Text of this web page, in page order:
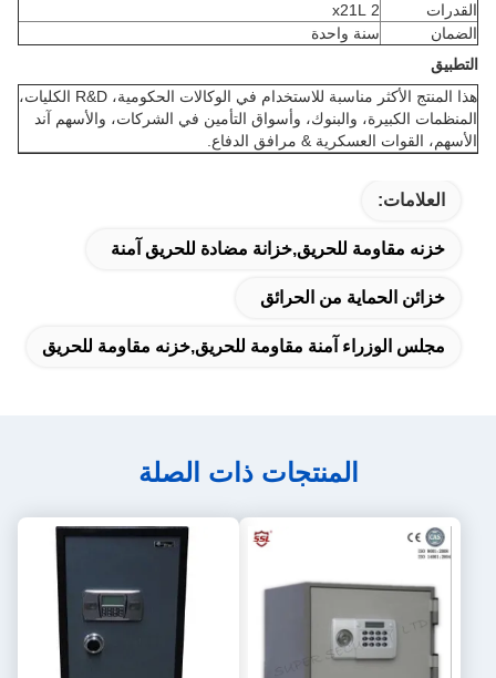
القدرات
الضمان
سنة واحدة
التطبيق
هذا المنتج الأكثر مناسبة للاستخدام في الوكالات الحكومية، R&D الكليات،
المنظمات الكبيرة، والبنوك، وأسواق التأمين في الشركات، والأسهم آند
الأسهم، القوات العسكرية & مرافق الدفاع.
العلامات:
خزنه مقاومة للحريق,خزانة مضادة للحريق آمنة
خزائن الحماية من الحرائق
مجلس الوزراء آمنة مقاومة للحريق,خزنه مقاومة للحريق
المنتجات ذات الصلة